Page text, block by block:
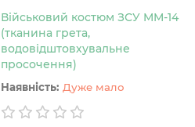
Військовий костюм ЗСУ MM-14
(тканина грета,
водовідштовхувальне
просочення)
Дуже мало